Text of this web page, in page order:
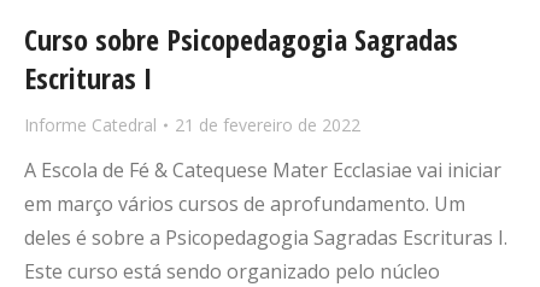
Curso sobre Psicopedagogia Sagradas
Escrituras I
Informe Catedral 21 de fevereiro de 2022
A Escola de Fé & Catequese Mater Ecclasiae vai iniciar
em março vários cursos de aprofundamento. Um
deles é sobre a Psicopedagogia Sagradas Escrituras I.
Este curso está sendo organizado pelo núcleo